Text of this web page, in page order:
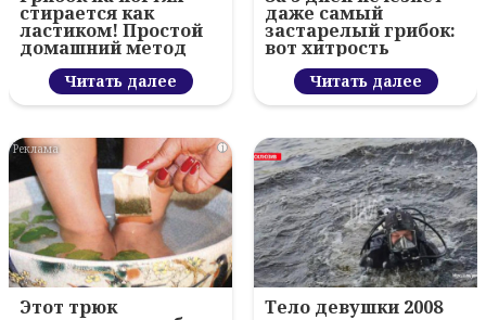
стирается как
ластиком! Простой
домашний метод
Читать далее
даже самый
застарелый грибок:
вот хитрость
Читать далее
i
Этот трюк Тело девушки 2008